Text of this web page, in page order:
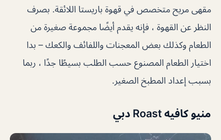
مقهى مريح متخصص في قهوة باريستا اللائقة. بصرف
النظر عن القهوة ، فإنه يقدم أيضًا مجموعة صغيرة من
الطعام وكذلك بعض المعجنات واللفائف والكعك – بدا
اختيار الطعام المصنوع حسب الطلب بسيطًا جدًا ، ربما
بسبب إعداد المطبخ الصغير.
منيو كافيه Roast دبي